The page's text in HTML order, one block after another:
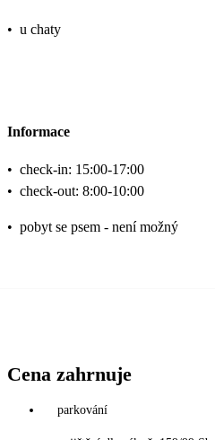
• u chaty
Informace
• check-in: 15:00-17:00
• check-out: 8:00-10:00
• pobyt se psem - není možný
Cena zahrnuje
parkování